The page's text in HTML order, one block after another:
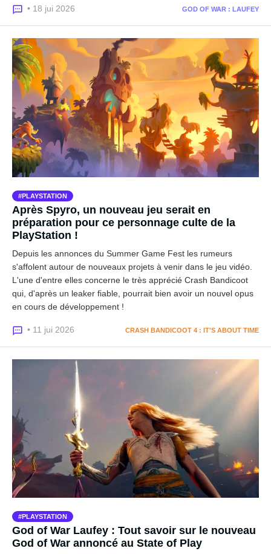
• 18 jui 2026 GOD OF WAR : LAUFEY
PLAYSTATION
Après Spyro, un nouveau jeu serait en
préparation pour ce personnage culte de la
PlayStation !
Depuis les annonces du Summer Game Fest les rumeurs
s'affolent autour de nouveaux projets à venir dans le jeu vidéo.
L'une d'entre elles concerne le très apprécié Crash Bandicoot
qui, d'après un leaker fiable, pourrait bien avoir un nouvel opus
en cours de développement !
• 11 jui 2026 CRASH BANDICOOT 4 : IT'S ABOUT TIME
PLAYSTATION
God of War Laufey : Tout savoir sur le nouveau
God of War annoncé au State of Play